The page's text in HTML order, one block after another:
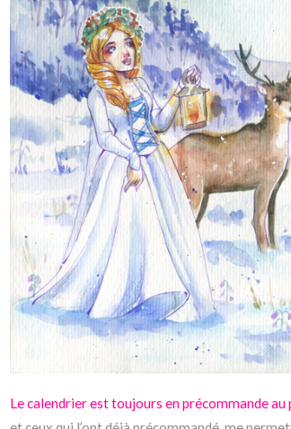
Le calendrier est toujours en précommande au